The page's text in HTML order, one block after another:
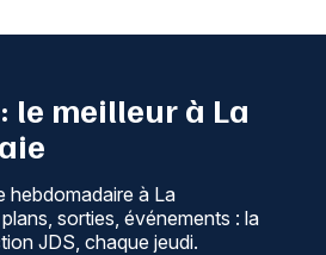
le meilleur à La
à La
sorties, événements : la
JDS, chaque jeudi.